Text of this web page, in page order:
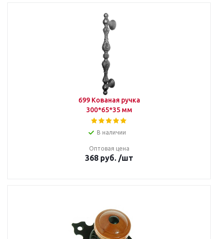
699 Кованая ручка
300*65*35 мм
В наличии
Оптовая цена
368 руб. /шт